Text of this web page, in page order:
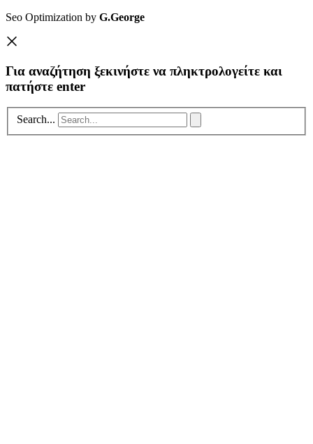
Seo Optimization by G.George
Για αναζήτηση ξεκινήστε να πληκτρολογείτε και
πατήστε enter
Search...